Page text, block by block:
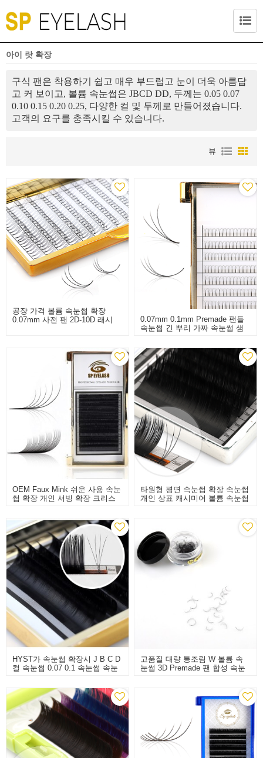
아이 랏 확장
구식 팬은 착용하기 쉽고 매우 부드럽고 눈이 더욱 아름답
고 커 보이고, 볼륨 속눈썹은 JBCD DD, 두께는 0.05 0.07
0.10 0.15 0.20 0.25, 다양한 컬 및 두께로 만들어졌습니다.
고객의 요구를 충족시킬 수 있습니다.
뷰
공장 가격 볼륨 속눈썹 확장
0.07mm 사전 팬 2D-10D 래시
0.07mm 0.1mm Premade 팬들
속눈썹 긴 뿌리 가짜 속눈썹 샘
OEM Faux Mink 쉬운 사용 속눈
썹 확장 개인 서빙 확장 크리스
타원형 평면 속눈썹 확장 속눈썹
개인 상표 캐시미어 볼륨 속눈썹
HYST가 속눈썹 확장시 J B C D
컬 속눈썹 0.07 0.1 속눈썹 속눈
고품질 대량 통조림 W 볼륨 속
눈썹 3D Premade 팬 합성 속눈